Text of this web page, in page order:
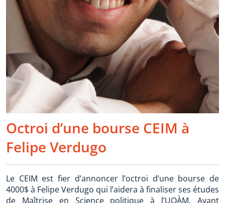
Octroi d’une bourse CEIM à
Felipe Verdugo
Le CEIM est fier d’annoncer l’octroi d’une bourse de
4000$ à Felipe Verdugo qui l’aidera à finaliser ses études
de Maîtrise en Science politique à l’UQÀM. Ayant